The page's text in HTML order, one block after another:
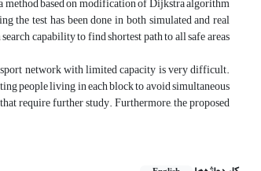
the test has been done in both simulated and real
capability to find shortest path to all safe areas
network with limited capacity is very difficult.
people living in each block to avoid simultaneous
require further study. Furthermore, the proposed